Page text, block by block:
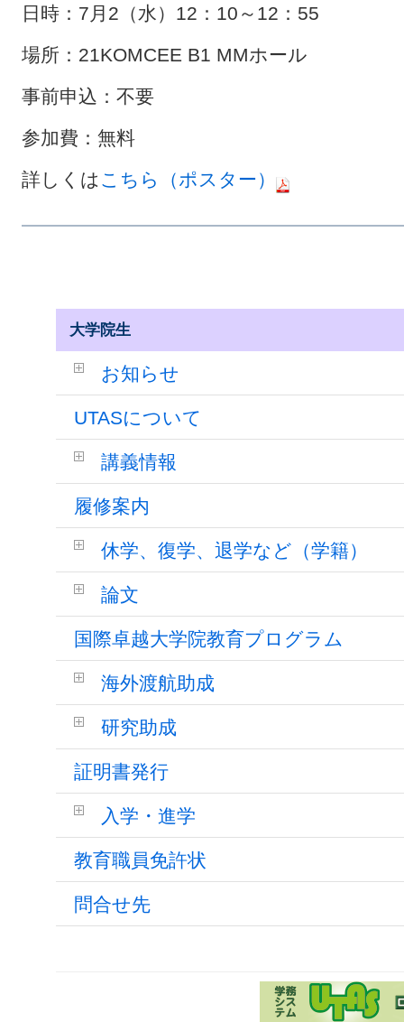
日時：7月2（水）12：10～12：55
場所：21KOMCEE B1 MMホール
事前申込：不要
参加費：無料
詳しくは こちら（ポスター）
大学院生
お知らせ
UTASについて
講義情報
履修案内
休学、復学、退学など（学籍）
論文
国際卓越大学院教育プログラム
海外渡航助成
研究助成
証明書発行
入学・進学
教育職員免許状
問合せ先